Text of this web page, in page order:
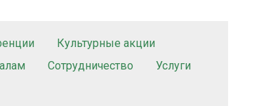
Культурные акции
Сотрудничество
Услуги